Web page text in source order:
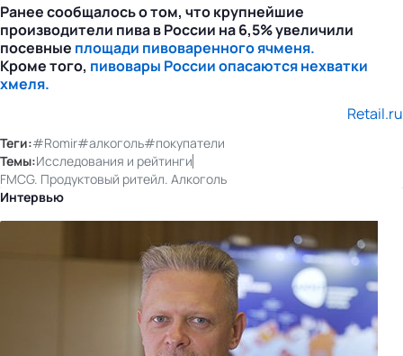
Ранее сообщалось о том, что крупнейшие
производители пива в России на 6,5% увеличили
посевные площади пивоваренного ячменя.
Кроме того, пивовары России опасаются нехватки
хмеля.
Retail.ru
Теги:#Romir#алкоголь#покупатели
Темы:Исследования и рейтинги
FMCG. Продуктовый ритейл. Алкоголь
Интервью